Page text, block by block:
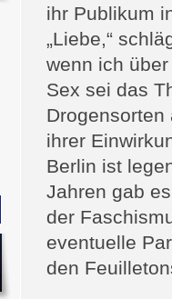
ihr Publikum
„Liebe,“
wenn ich
Sex sei das
ihrer
Berlin ist
Jahren gab
der
eventuelle
den